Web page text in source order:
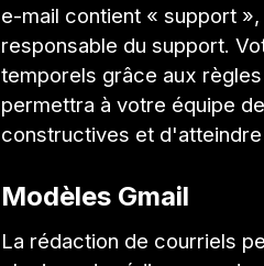
e-mail contient « support
responsable du support.
temporels grâce aux
permettra à votre équipe
constructives et
Modèles Gmail
La rédaction de courriels